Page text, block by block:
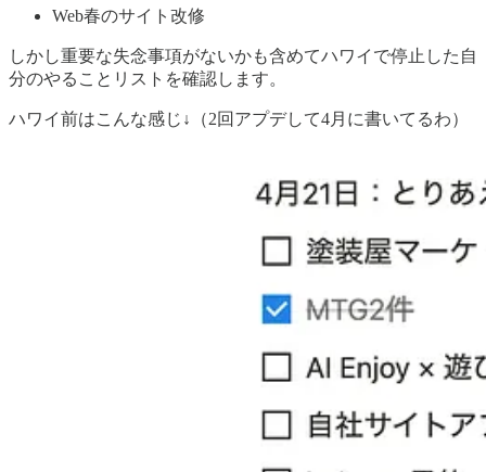
Web春のサイト改修
しかし重要な失念事項がないかも含めてハワイで停止した自
分のやることリストを確認します。
ハワイ前はこんな感じ↓（2回アプデして4月に書いてるわ）